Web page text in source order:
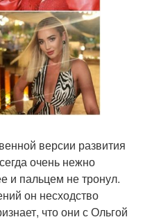
версии развития
очень нежно
и пальцем не тронул.
он несходство
что они с Ольгой